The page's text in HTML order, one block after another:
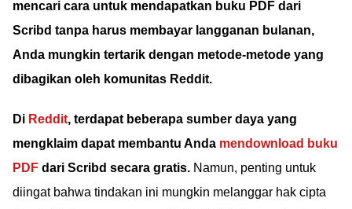
mencari cara untuk mendapatkan buku PDF dari
Scribd tanpa harus membayar langganan bulanan,
Anda mungkin tertarik dengan metode-metode yang
dibagikan oleh komunitas Reddit.
Di Reddit, terdapat beberapa sumber daya yang
mengklaim dapat membantu Anda mendownload buku
PDF dari Scribd secara gratis. Namun, penting untuk
diingat bahwa tindakan ini mungkin melanggar hak cipta